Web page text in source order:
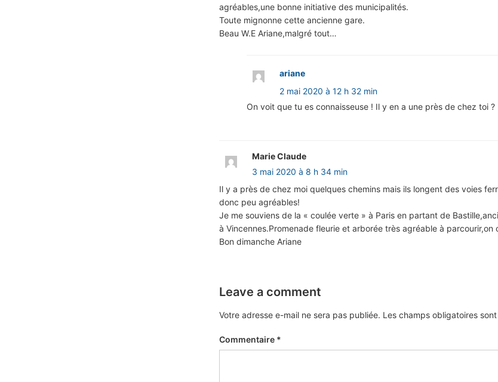
agréables,une bonne initiative des municipalités.
Toute mignonne cette ancienne gare.
Beau W.E Ariane,malgré tout…
ariane
2 mai 2020 à 12 h 32 min
On voit que tu es connaisseuse ! Il y en a une près de chez toi ?
Marie Claude
3 mai 2020 à 8 h 34 min
Il y a près de chez moi quelques chemins mais ils longent des voies
donc peu agréables!
Je me souviens de la « coulée verte » à Paris en partant de
à Vincennes.Promenade fleurie et arborée très agréable à parcourir,on
Bon dimanche Ariane
Leave a comment
Votre adresse e-mail ne sera pas publiée. Les champs obligatoires
Commentaire *